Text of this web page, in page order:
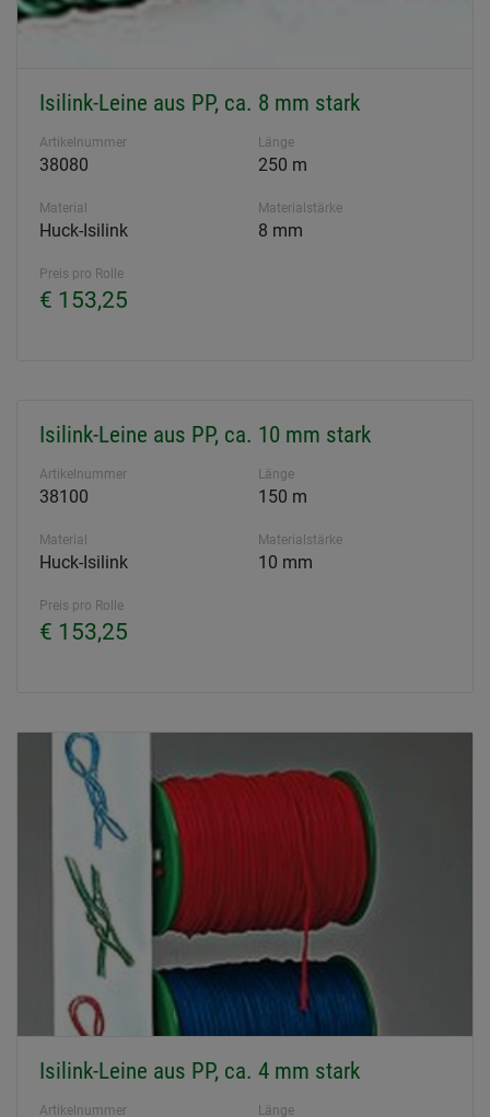
Isilink-Leine aus PP, ca. 8 mm stark
Artikelnummer
38080
Länge
250 m
Material
Huck-Isilink
Materialstärke
8 mm
Preis pro Rolle
€ 153,25
Isilink-Leine aus PP, ca. 10 mm stark
Artikelnummer
38100
Länge
150 m
Material
Huck-Isilink
Materialstärke
10 mm
Preis pro Rolle
€ 153,25
Isilink-Leine aus PP, ca. 4 mm stark
Artikelnummer Länge